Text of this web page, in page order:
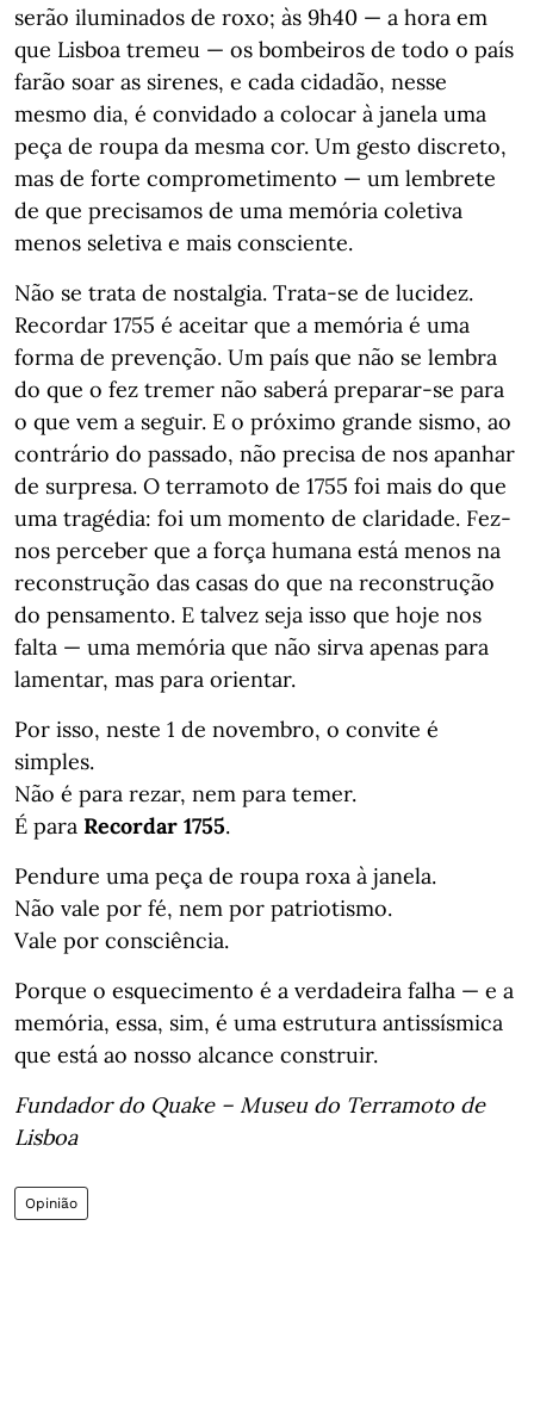
serão iluminados de roxo; às 9h40 — a hora em
que Lisboa tremeu — os bombeiros de todo o país
farão soar as sirenes, e cada cidadão, nesse
mesmo dia, é convidado a colocar à janela uma
peça de roupa da mesma cor. Um gesto discreto,
mas de forte comprometimento — um lembrete
de que precisamos de uma memória coletiva
menos seletiva e mais consciente.
Não se trata de nostalgia. Trata-se de lucidez.
Recordar 1755 é aceitar que a memória é uma
forma de prevenção. Um país que não se lembra
do que o fez tremer não saberá preparar-se para
o que vem a seguir. E o próximo grande sismo, ao
contrário do passado, não precisa de nos apanhar
de surpresa. O terramoto de 1755 foi mais do que
uma tragédia: foi um momento de claridade. Fez-
nos perceber que a força humana está menos na
reconstrução das casas do que na reconstrução
do pensamento. E talvez seja isso que hoje nos
falta — uma memória que não sirva apenas para
lamentar, mas para orientar.
Por isso, neste 1 de novembro, o convite é
simples.
Não é para rezar, nem para temer.
É para Recordar 1755.
Pendure uma peça de roupa roxa à janela.
Não vale por fé, nem por patriotismo.
Vale por consciência.
Porque o esquecimento é a verdadeira falha — e a
memória, essa, sim, é uma estrutura antissísmica
que está ao nosso alcance construir.
Fundador do Quake – Museu do Terramoto de
Lisboa
Opinião